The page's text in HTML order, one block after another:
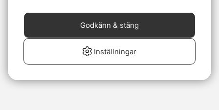
Inställningar
Godkänn & stäng